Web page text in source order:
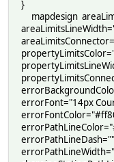
}
mapdesign
errorFont="14px
errorPathLineDash=""